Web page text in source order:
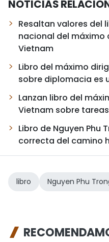
NOTICIAS
Resaltan valores del
nacional del
Vietnam
Libro del máximo
sobre diplomacia es
Lanzan libro del
Vietnam sobre
Libro de Nguyen Phu
correcta del camino
libro Nguyen Phu